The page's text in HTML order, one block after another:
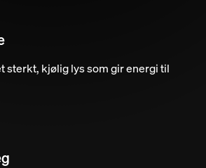
sterkt, kjølig lys som gir energi til